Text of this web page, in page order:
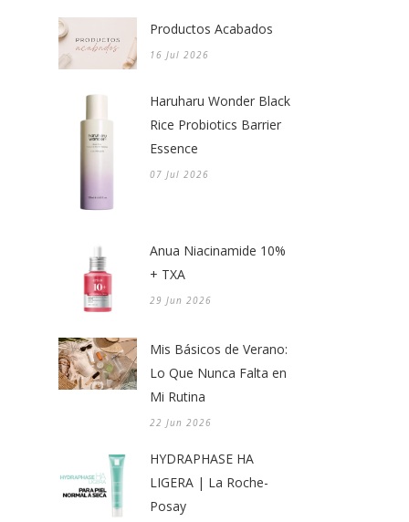
Productos Acabados
16 Jul 2026
Haruharu Wonder Black
Rice Probiotics Barrier
Essence
07 Jul 2026
Anua Niacinamide 10%
+ TXA
29 Jun 2026
Mis Básicos de Verano:
Lo Que Nunca Falta en
Mi Rutina
22 Jun 2026
HYDRAPHASE HA
LIGERA | La Roche-
Posay